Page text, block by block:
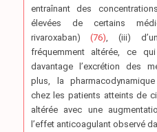
entraînant des
élevées de certains
rivaroxaban)(76) , (iii)
fréquemment altérée, ce
davantage l’excrétion des
plus, la
chez les patients atteints de
altérée avec une
l’effet anticoagulant observé